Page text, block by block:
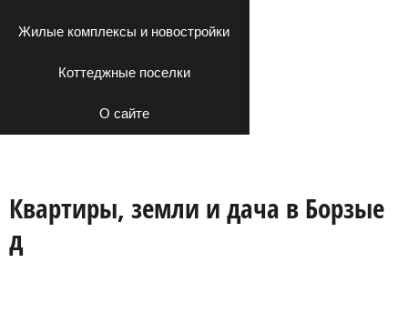
Жилые комплексы и новостройки
Коттеджные поселки
О сайте
Квартиры, земли и дача в Борзые
д